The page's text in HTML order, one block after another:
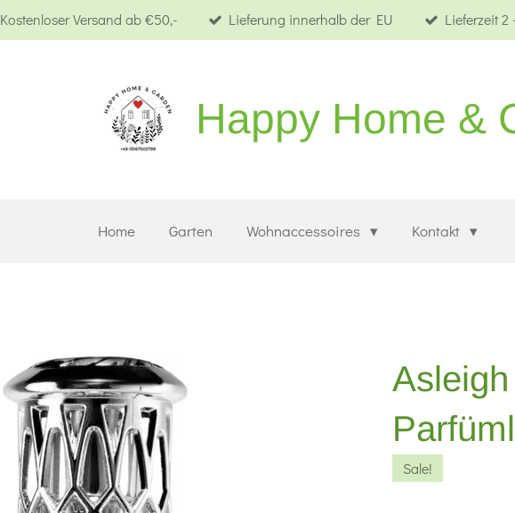
Kostenloser Versand ab €50,- Lieferung innerhalb der EU Lieferzeit 2
Happy Home &
Home Garten Wohnaccessoires Kontakt
Sale!